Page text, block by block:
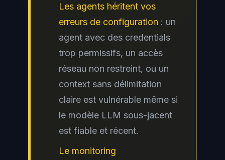
Les agents héritent vos
erreurs de configuration : un
agent avec des credentials
trop permissifs, un accès
réseau non restreint, ou un
context sans délimitation
claire est vulnérable même si
le modèle LLM sous-jacent
est fiable et récent.
Le monitoring